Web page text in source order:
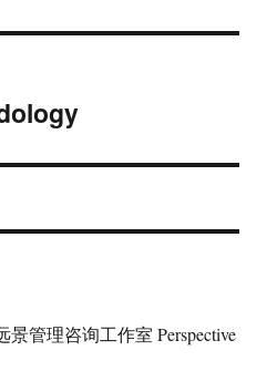
景管理咨询工作室 Perspective